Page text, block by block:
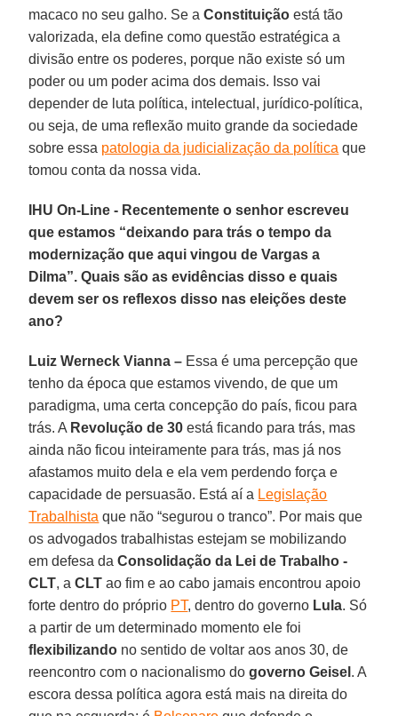
macaco no seu galho. Se aConstituição está tão
valorizada, ela define como questão estratégica a
divisão entre os poderes, porque não existe só um
poder ou um poder acima dos demais. Isso vai
depender de luta política, intelectual, jurídico-política,
ou seja, de uma reflexão muito grande da sociedade
sobre essa patologia da judicialização da política que
tomou conta da nossa vida.
IHU On-Line - Recentemente o senhor escreveu
que estamos “deixando para trás o tempo da
modernização que aqui vingou de Vargas a
Dilma”. Quais são as evidências disso e quais
devem ser os reflexos disso nas eleições deste
ano?
Luiz Werneck Vianna – Essa é uma percepção que
tenho da época que estamos vivendo, de que um
paradigma, uma certa concepção do país, ficou para
trás. A Revolução de 30 está ficando para trás, mas
ainda não ficou inteiramente para trás, mas já nos
afastamos muito dela e ela vem perdendo força e
capacidade de persuasão. Está aí a Legislação
Trabalhista que não “segurou o tranco”. Por mais que
os advogados trabalhistas estejam se mobilizando
em defesa daConsolidação da Lei de Trabalho -
CLT, aCLT ao fim e ao cabo jamais encontrou apoio
forte dentro do próprio PT, dentro do governo Lula. Só
a partir de um determinado momento ele foi
flexibilizando no sentido de voltar aos anos 30, de
reencontro com o nacionalismo dogoverno Geisel . A
escora dessa política agora está mais na direita do